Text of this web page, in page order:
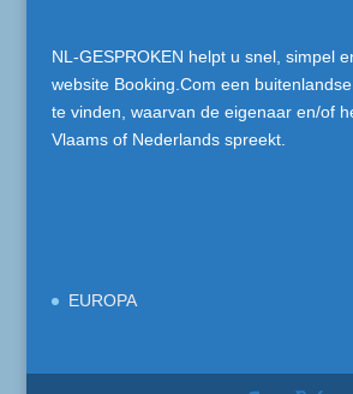
NL-GESPROKEN helpt u snel, simpel
website Booking.Com een
te vinden, waarvan de eigenaar en/of
Vlaams of Nederlands spreekt.
EUROPA